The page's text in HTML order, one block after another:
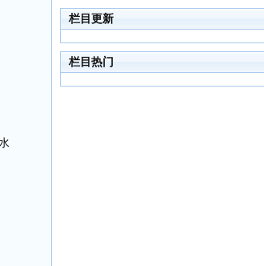
栏目更新
栏目热门